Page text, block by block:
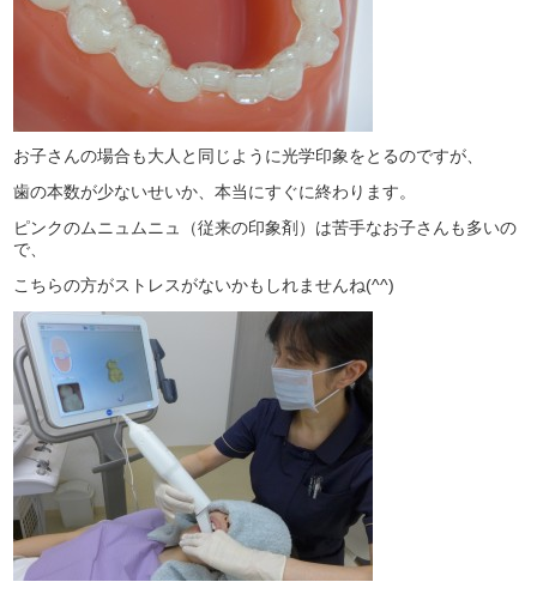
お子さんの場合も大人と同じように光学印象をとるのですが、
歯の本数が少ないせいか、本当にすぐに終わります。
ピンクのムニュムニュ（従来の印象剤）は苦手なお子さんも多いの
で、
こちらの方がストレスがないかもしれませんね(^^)